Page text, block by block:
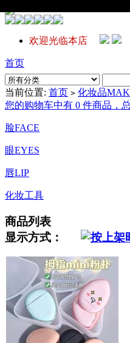
欢迎光临本店
首页
当前位置: 首页 > 化妆品
您的购物车中有 0 件商品，
脸FACE
眼EYES
唇LIP
化妆工具
商品列表
显示方式：